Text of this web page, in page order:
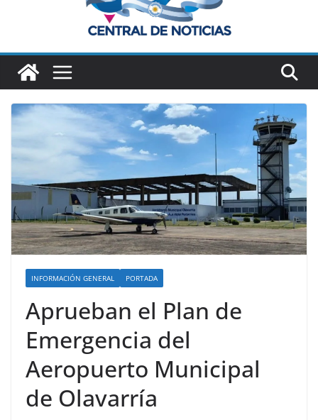
INFORMACIÓN GENERAL PORTADA
Aprueban el Plan de
Emergencia del
Aeropuerto Municipal
de Olavarría